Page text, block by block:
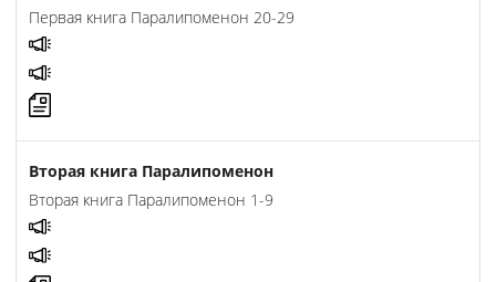
Первая книга Паралипоменон 20-29
Вторая книга Паралипоменон
Вторая книга Паралипоменон 1-9